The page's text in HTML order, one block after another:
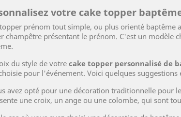
votre cake topper
prénom tout simple, ou plus orienté baptême
champêtre présentant le prénom. C'est un modèle
du style de votre cake topper personnalisé de
pour l'événement. Voici quelques
avez opté pour une décoration traditionnelle pour
une croix, un ange ou une colombe, qui sont